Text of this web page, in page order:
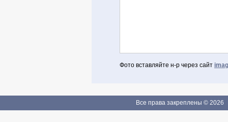
Фото вставляйте н-р через сайт
Если Вы зарегистрированы
Все права закреплены © 2026